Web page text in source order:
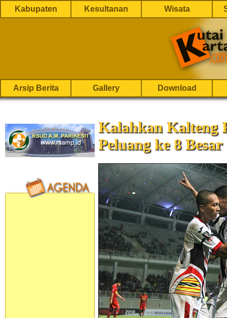
Kabupaten Kesultanan Wisata
Arsip Berita Gallery Download
Kalahkan Kalteng
Peluang ke 8 Besar